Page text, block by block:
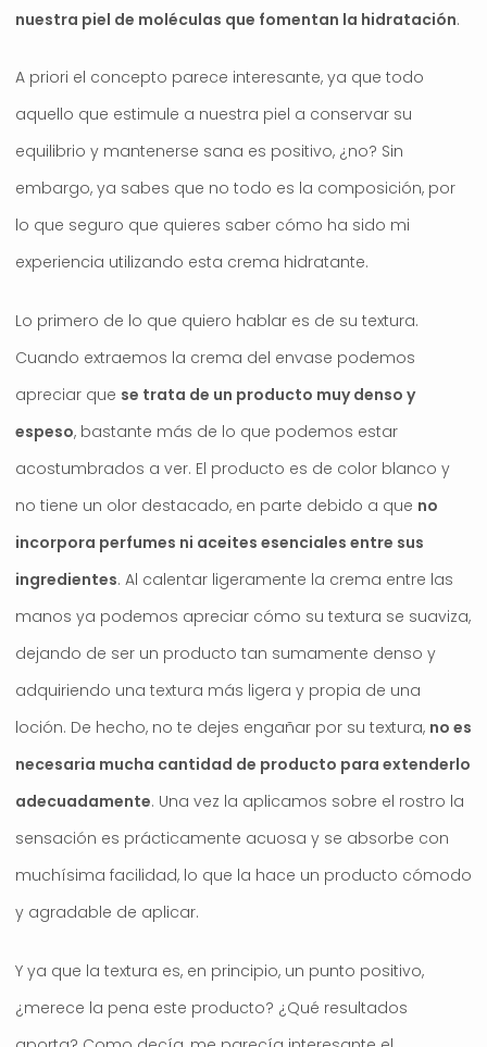
nuestra piel de moléculas que fomentan la hidratación.
A priori el concepto parece interesante, ya que todo
aquello que estimule a nuestra piel a conservar su
equilibrio y mantenerse sana es positivo, ¿no? Sin
embargo, ya sabes que no todo es la composición, por
lo que seguro que quieres saber cómo ha sido mi
experiencia utilizando esta crema hidratante.
Lo primero de lo que quiero hablar es de su textura.
Cuando extraemos la crema del envase podemos
apreciar que se trata de un producto muy denso y
espeso, bastante más de lo que podemos estar
acostumbrados a ver. El producto es de color blanco y
no tiene un olor destacado, en parte debido a que no
incorpora perfumes ni aceites esenciales entre sus
ingredientes. Al calentar ligeramente la crema entre las
manos ya podemos apreciar cómo su textura se suaviza,
dejando de ser un producto tan sumamente denso y
adquiriendo una textura más ligera y propia de una
loción. De hecho, no te dejes engañar por su textura, no es
necesaria mucha cantidad de producto para extenderlo
adecuadamente. Una vez la aplicamos sobre el rostro la
sensación es prácticamente acuosa y se absorbe con
muchísima facilidad, lo que la hace un producto cómodo
y agradable de aplicar.
Y ya que la textura es, en principio, un punto positivo,
¿merece la pena este producto? ¿Qué resultados